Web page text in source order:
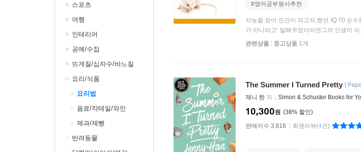
스포츠
여행
인테리어
공예/수집
뜨개질/십자수/바느질
요리/식품
요리법
음료/칵테일/와인
제과/제빵
반려동물
#영어공부원서추천
지능을 얻어 인간이 되고자 했던 IQ 70 순
가 아니라고’ 말해주었더라면그의 인생이
관련상품 : 중고상품 1개
The Summer I Turned Pretty [
제니 한 저 Simon & Schuster Books for
38%
10,300원
판매지수 3,816
회원리뷰(4건)